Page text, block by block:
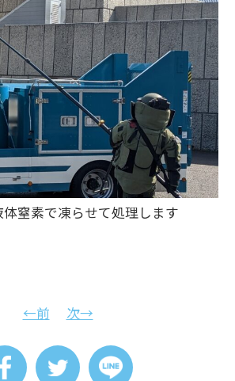
窒素で凍らせて処理します
←前 次→